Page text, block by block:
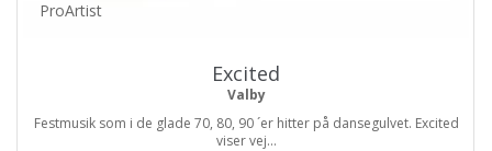
ProArtist
Excited
Valby
Festmusik som i de glade 70, 80, 90 ´er hitter på dansegulvet. Excited
viser vej...